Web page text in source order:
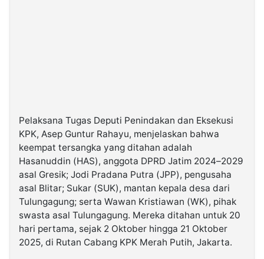
Pelaksana Tugas Deputi Penindakan dan Eksekusi
KPK, Asep Guntur Rahayu, menjelaskan bahwa
keempat tersangka yang ditahan adalah
Hasanuddin (HAS), anggota DPRD Jatim 2024–2029
asal Gresik; Jodi Pradana Putra (JPP), pengusaha
asal Blitar; Sukar (SUK), mantan kepala desa dari
Tulungagung; serta Wawan Kristiawan (WK), pihak
swasta asal Tulungagung. Mereka ditahan untuk 20
hari pertama, sejak 2 Oktober hingga 21 Oktober
2025, di Rutan Cabang KPK Merah Putih, Jakarta.